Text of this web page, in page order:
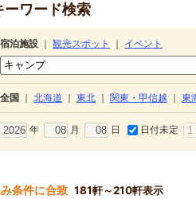
ーワード検索
宿泊施設 観光スポット
イベント
全国 北海道 東北 関東・甲信越 東
年 月 日 日付未定
条件に合致 181軒～210軒表示